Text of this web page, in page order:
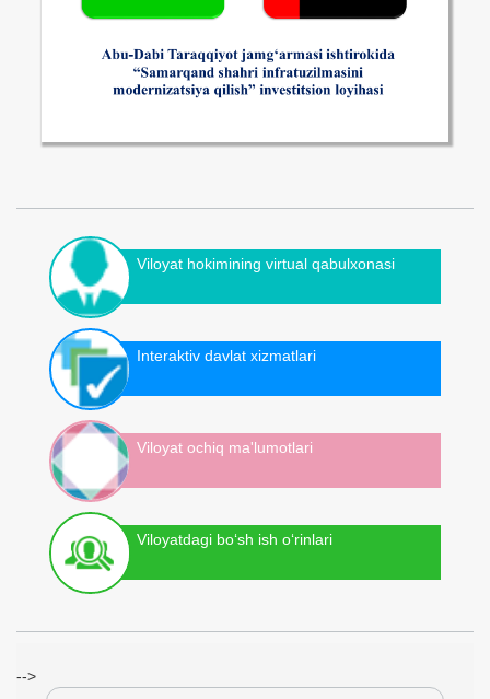
Viloyat hokimining virtual qabulxonasi
Interaktiv davlat xizmatlari
Viloyat ochiq ma'lumotlari
Viloyatdagi bo‘sh ish o‘rinlari
-->